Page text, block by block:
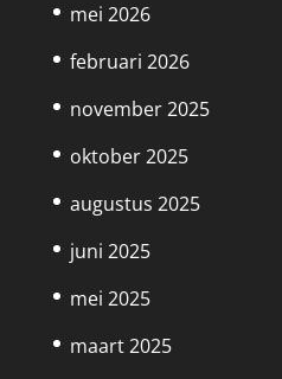
mei 2026
februari 2026
november 2025
oktober 2025
augustus 2025
juni 2025
mei 2025
maart 2025